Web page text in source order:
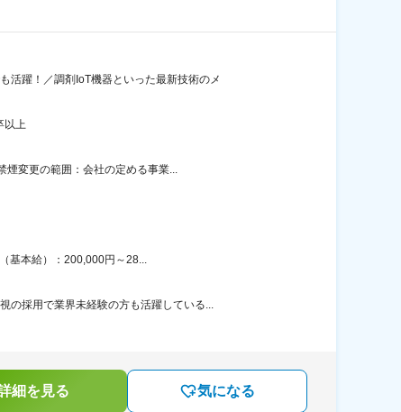
躍！／調剤IoT機器といった最新技術のメ
以上
煙変更の範囲：会社の定める事業...
基本給）：200,000円～28...
の採用で業界未経験の方も活躍している...
細を見る 気になる